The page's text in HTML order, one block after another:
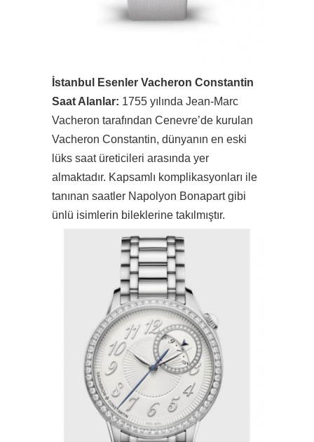
İstanbul Esenler Vacheron Constantin
Saat Alanlar: 1755 yılında Jean-Marc
Vacheron tarafından Cenevre’de kurulan
Vacheron Constantin, dünyanın en eski
lüks saat üreticileri arasında yer
almaktadır. Kapsamlı komplikasyonları ile
tanınan saatler Napolyon Bonapart gibi
ünlü isimlerin bileklerine takılmıştır.